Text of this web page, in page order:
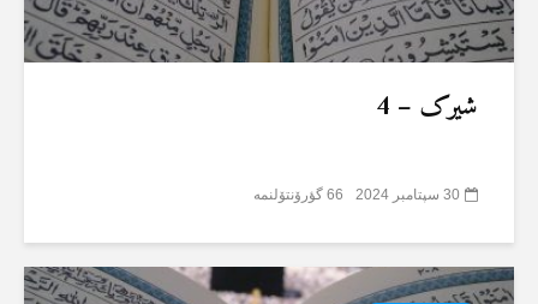
شیرک – 4
30 سپتامبر 2024 66 گؤرۆنتۆلنمە